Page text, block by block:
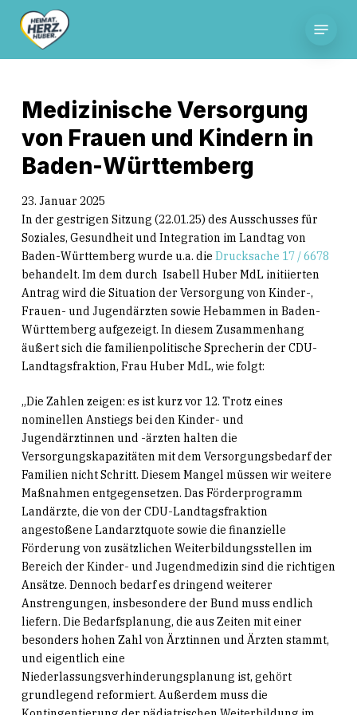
content
Medizinische Versorgung
von Frauen und Kindern in
Baden-Württemberg
23. Januar 2025
In der gestrigen Sitzung (22.01.25) des Ausschusses für
Soziales, Gesundheit und Integration im Landtag von
Baden-Württemberg wurde u.a. die Drucksache 17 / 6678
behandelt. Im dem durch Isabell Huber MdL initiierten
Antrag wird die Situation der Versorgung von Kinder-,
Frauen- und Jugendärzten sowie Hebammen in Baden-
Württemberg aufgezeigt. In diesem Zusammenhang
äußert sich die familienpolitische Sprecherin der CDU-
Landtagsfraktion, Frau Huber MdL, wie folgt:
„Die Zahlen zeigen: es ist kurz vor 12. Trotz eines
nominellen Anstiegs bei den Kinder- und
Jugendärztinnen und -ärzten halten die
Versorgungskapazitäten mit dem Versorgungsbedarf der
Familien nicht Schritt. Diesem Mangel müssen wir weitere
Maßnahmen entgegensetzen. Das Förderprogramm
Landärzte, die von der CDU-Landtagsfraktion
angestoßene Landarztquote sowie die finanzielle
Förderung von zusätzlichen Weiterbildungsstellen im
Bereich der Kinder- und Jugendmedizin sind die richtigen
Ansätze. Dennoch bedarf es dringend weiterer
Anstrengungen, insbesondere der Bund muss endlich
liefern. Die Bedarfsplanung, die aus Zeiten mit einer
besonders hohen Zahl von Ärztinnen und Ärzten stammt,
und eigentlich eine
Niederlassungsverhinderungsplanung ist, gehört
grundlegend reformiert. Außerdem muss die